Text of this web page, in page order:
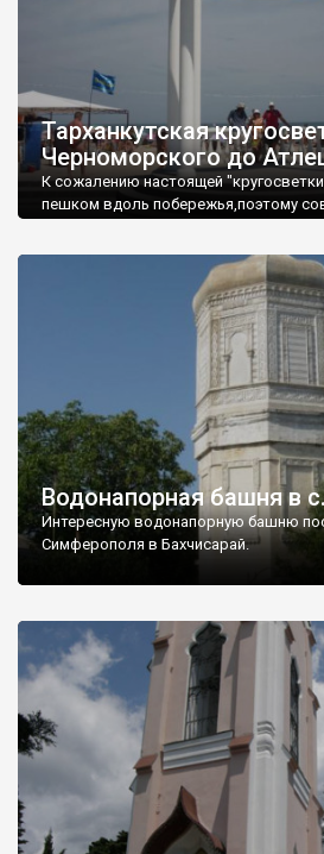
Тарханкутская
Черноморского до
К сожалению настоящей
пешком вдоль побережья,поэтому
Водонапорная башня в
Интересную водонапорную башню
Симферополя в Бахчисарай.